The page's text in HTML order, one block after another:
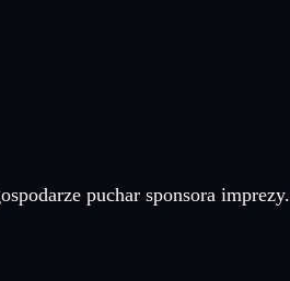
puchar sponsora imprezy.